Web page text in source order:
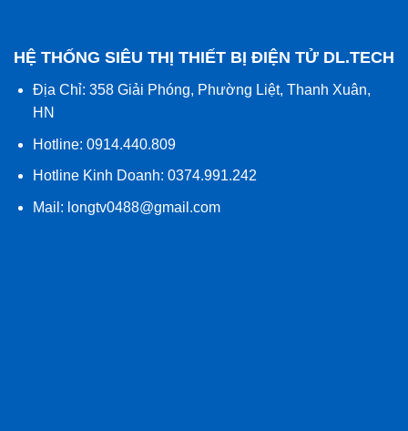
HỆ THỐNG SIÊU THỊ THIẾT BỊ ĐIỆN TỬ DL.TECH
Địa Chỉ: 358 Giải Phóng, Phường Liệt, Thanh Xuân,
HN
Hotline: 0914.440.809
Hotline Kinh Doanh: 0374.991.242
Mail: longtv0488@gmail.com